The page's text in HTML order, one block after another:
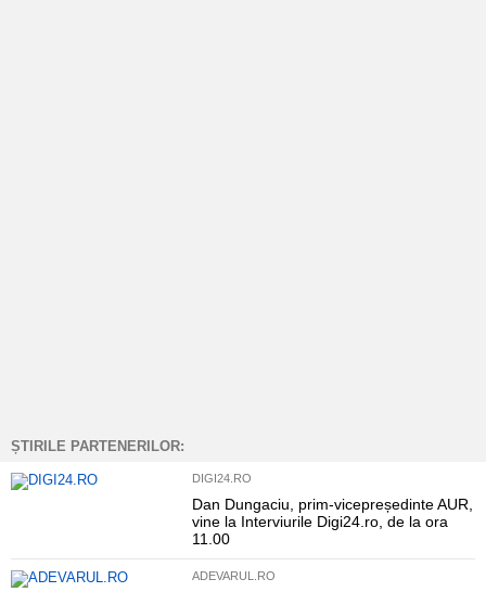
ȘTIRILE PARTENERILOR:
DIGI24.RO
Dan Dungaciu, prim-vicepreședinte AUR,
vine la Interviurile Digi24.ro, de la ora
11.00
ADEVARUL.RO